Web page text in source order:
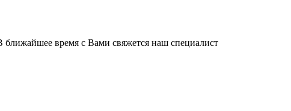
время с Вами свяжется наш специалист